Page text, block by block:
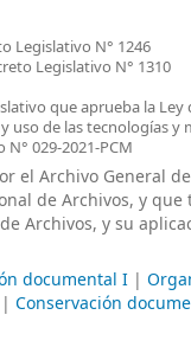
Legislativo N° 1246
Legislativo N° 1310
que aprueba la Ley
uso de las tecnologías y
029-2021-PCM
el Archivo General
de Archivos, y
Archivos, y su
documental I |
| Conservación